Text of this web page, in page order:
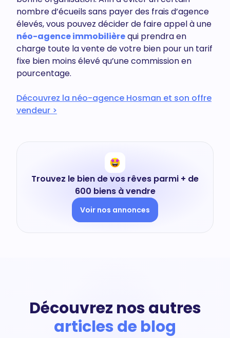
nombre d’écueils sans payer des frais d’agence
élevés, vous pouvez décider de faire appel à une
néo-agence immobilièrequi prendra en
charge toute la vente de votre bien pour un tarif
fixe bien moins élevé qu’une commission en
pourcentage.
Découvrez la néo-agence Hosman et son offre
vendeur >
Trouvez le bien de vos rêves parmi + de
600 biens à vendre
Voir nos annonces
Découvrez nos autres
articles de blog